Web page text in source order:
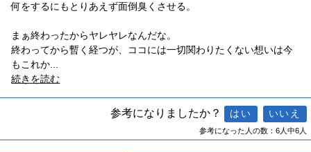
何をするにもとりあえず面倒臭くさせる。
まぁ終わったからヤレヤレなんだな。
終わってから暫く経つが、ココには一切関わりたくない想いは今
もこれか
続きを読む
参考になりましたか？
参考になった人の数：6人中6人